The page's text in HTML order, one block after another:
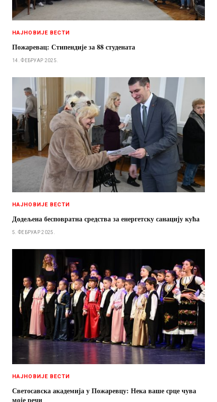
НАЈНОВИЈЕ ВЕСТИ
Пожаревац: Стипендије за 88 студената
14. ФЕБРУАР 2025.
НАЈНОВИЈЕ ВЕСТИ
Додељена бесповратна средства за енергетску санацију кућа
5. ФЕБРУАР 2025.
НАЈНОВИЈЕ ВЕСТИ
Светосавска академија у Пожаревцу: Нека ваше срце чува
моје речи